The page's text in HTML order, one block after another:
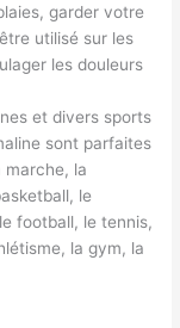
garder votre
utilisé sur les
les douleurs
et divers sports
sont parfaites
marche, la
le
football, le tennis,
la gym, la